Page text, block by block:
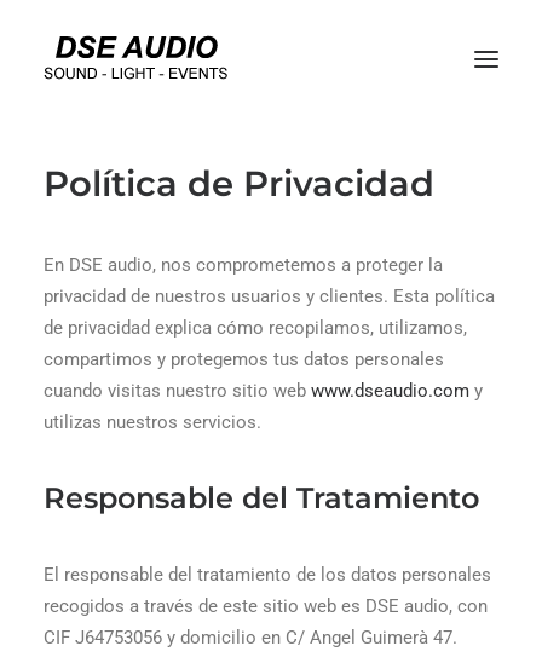
Política de Privacidad
En DSE audio, nos comprometemos a proteger la
privacidad de nuestros usuarios y clientes. Esta política
de privacidad explica cómo recopilamos, utilizamos,
compartimos y protegemos tus datos personales
cuando visitas nuestro sitio web www.dseaudio.com y
utilizas nuestros servicios.
Responsable del Tratamiento
El responsable del tratamiento de los datos personales
recogidos a través de este sitio web es DSE audio, con
CIF J64753056 y domicilio en C/ Angel Guimerà 47.